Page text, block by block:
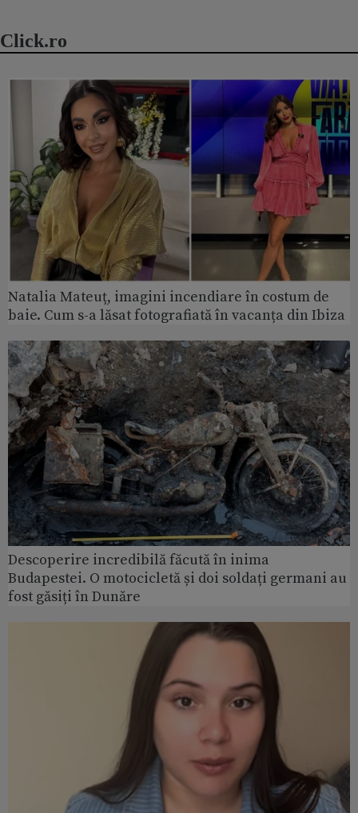
Click.ro
Natalia Mateuț, imagini incendiare în costum de
baie. Cum s-a lăsat fotografiată în vacanța din Ibiza
Descoperire incredibilă făcută în inima
Budapestei. O motocicletă și doi soldați germani au
fost găsiți în Dunăre